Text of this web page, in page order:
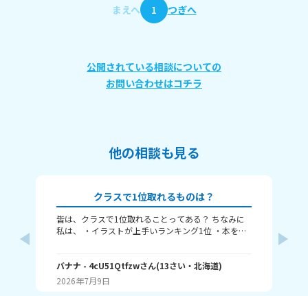
まえへ 1 つぎへ
公開されている相談についての
お問い合わせはコチラ
他の相談も見る
クラスで1位取れるものは？
皆は、クラスで1位取れることってある？ ちなみに
私は、 ・イラストが上手いランキング1位 ・本を読
ングで1位取れる？ 書いてくれたら嬉しいです！ じ
ゃね。
バナナ - 4cU51Qtfzwさん(13さい・ 北海道)
2026年7月9日